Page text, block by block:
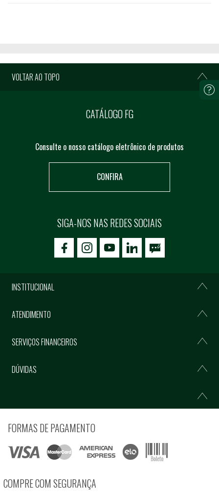
VOLTAR AO TOPO
CATÁLOGO FG
Consulte o nosso catálogo eletrônico de produtos
CONFIRA
SIGA-NOS NAS REDES SOCIAIS
icon-facebookicon-social02icon-social03
INSTITUCIONAL
ATENDIMENTO
SERVIÇOS FINANCEIROS
DÚVIDAS
FORMAS DE PAGAMENTO
COMPRE COM SEGURANÇA